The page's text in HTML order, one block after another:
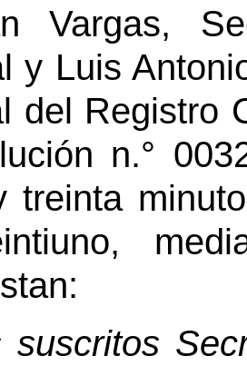
Vargas,
y Luis
del Registro
n.°
treinta
suscritos